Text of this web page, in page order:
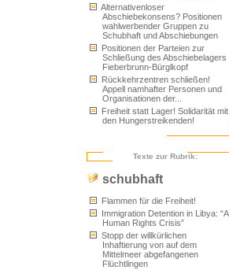
Alternativenloser
Abschiebekonsens? Positionen
wahlwerbender Gruppen zu
Schubhaft und Abschiebungen
Positionen der Parteien zur
Schließung des Abschiebelagers
Fieberbrunn-Bürglkopf
Rückkehrzentren schließen!
Appell namhafter Personen und
Organisationen der...
Freiheit statt Lager! Solidarität mit
den Hungerstreikenden!
Texte zur Rubrik:
schubhaft
Flammen für die Freiheit!
Immigration Detention in Libya: “A
Human Rights Crisis”
Stopp der willkürlichen
Inhaftierung von auf dem
Mittelmeer abgefangenen
Flüchtlingen